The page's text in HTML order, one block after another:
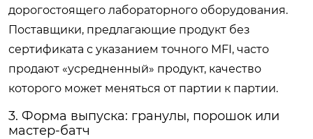
дорогостоящего лабораторного оборудования.
Поставщики, предлагающие продукт без
сертификата с указанием точного MFI, часто
продают «усредненный» продукт, качество
которого может меняться от партии к партии.
3. Форма выпуска: гранулы, порошок или
мастер-батч